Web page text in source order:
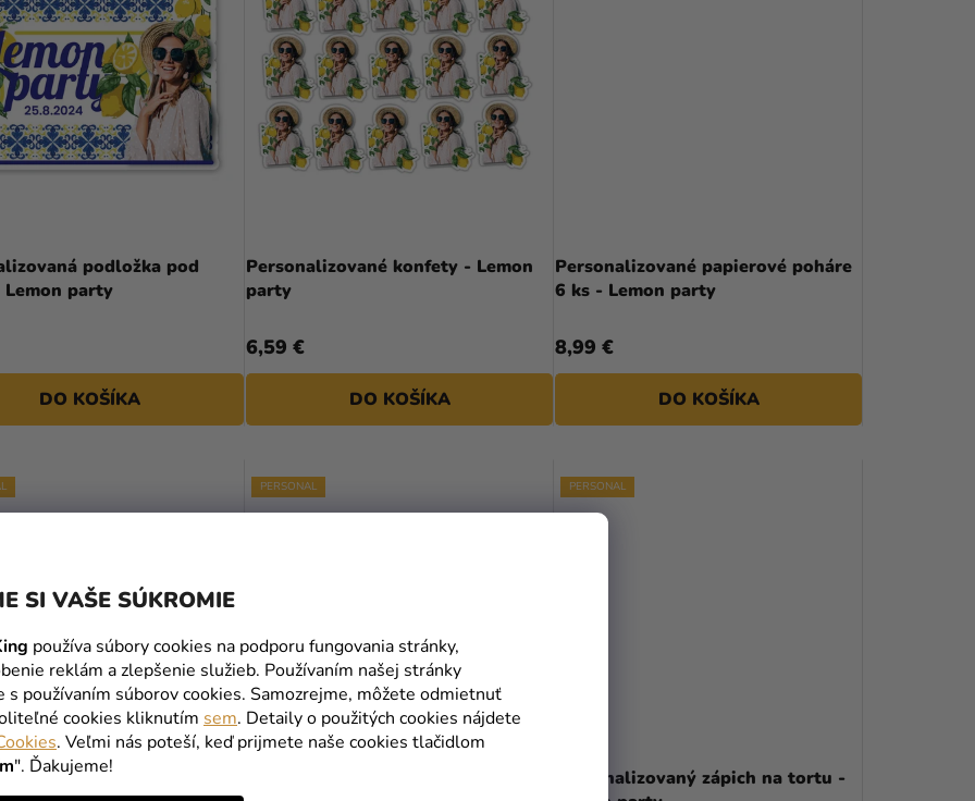
SI VAŠE SÚKROMIE
používa súbory cookies na podporu fungovania stránky,
reklám a zlepšenie služieb. Používaním našej stránky
s používaním súborov cookies. Samozrejme, môžete odmietnuť
cookies kliknutím sem. Detaily o použitých cookies nájdete
. Veľmi nás poteší, keď prijmete naše cookies tlačidlom
". Ďakujeme!
D
U
K
T
O
podložka pod
tanier - Lemon party
DO KOŠÍKA
Personalizované konfety - Lemon
party
6,59 €
DO KOŠÍKA
Personalizované papierové poháre
6 ks - Lemon party
8,99 €
DO KOŠÍKA
zápichy do
PERSONAL PERSONAL
Personalizovaný zápich na tortu -